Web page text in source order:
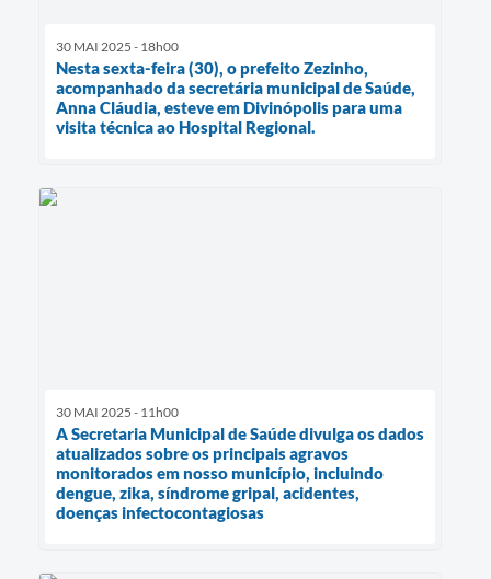
30 MAI 2025 - 18h00
Nesta sexta-feira (30), o prefeito Zezinho,
acompanhado da secretária municipal de Saúde,
Anna Cláudia, esteve em Divinópolis para uma
visita técnica ao Hospital Regional.
30 MAI 2025 - 11h00
A Secretaria Municipal de Saúde divulga os dados
atualizados sobre os principais agravos
monitorados em nosso município, incluindo
dengue, zika, síndrome gripal, acidentes,
doenças infectocontagiosas